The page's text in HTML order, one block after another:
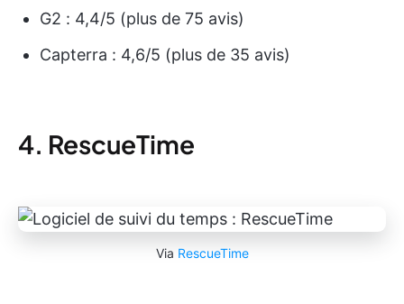
G2 : 4,4/5 (plus de 75 avis)
Capterra : 4,6/5 (plus de 35 avis)
4. RescueTime
Via RescueTime